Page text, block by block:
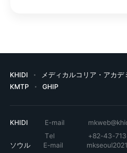
KHIDI メディカルコリア・アカデ
KMTP
GHIP
KHIDI E-mail
Tel
+82-43-
ソウル
E-mail